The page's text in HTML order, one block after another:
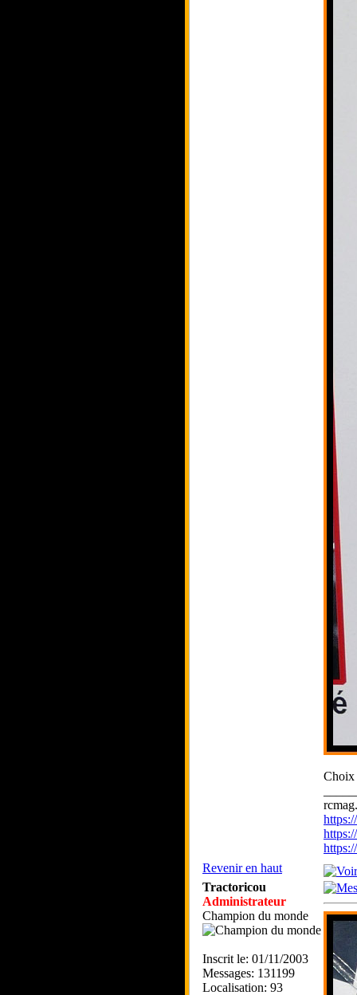
Choix
Revenir en haut
Tractoricou
Administrateur
Champion du monde
Inscrit le: 01/11/2003
Messages: 131199
Localisation: 93